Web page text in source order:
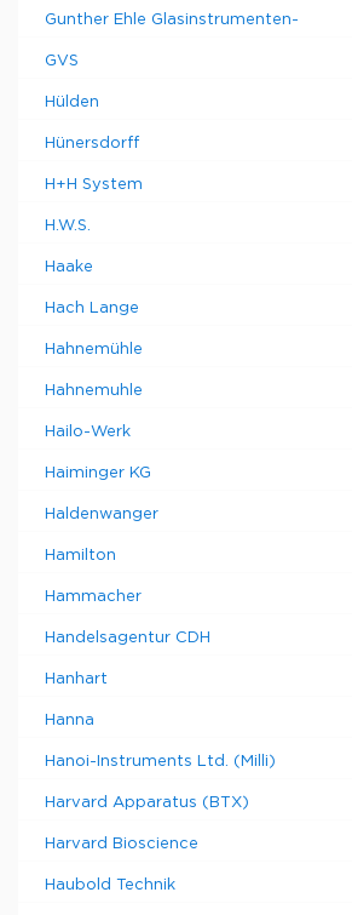
Gunther Ehle Glasinstrumenten-
GVS
Hülden
Hünersdorff
H+H System
H.W.S.
Haake
Hach Lange
Hahnemühle
Hahnemuhle
Hailo-Werk
Haiminger KG
Haldenwanger
Hamilton
Hammacher
Handelsagentur CDH
Hanhart
Hanna
Hanoi-Instruments Ltd. (Milli)
Harvard Apparatus (BTX)
Harvard Bioscience
Haubold Technik